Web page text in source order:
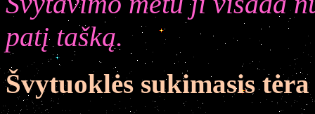
patį tašką.
Švytuoklės sukimasis